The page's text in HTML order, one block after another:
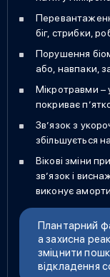
біг, стрибки,
Порушення
або, навпаки,
Мікротравми
покриває
Зв’язок з
збільшується
Вікові зміни
зв’язок і
виконує
Плантарний
а захисна
зміцнити
відкладення